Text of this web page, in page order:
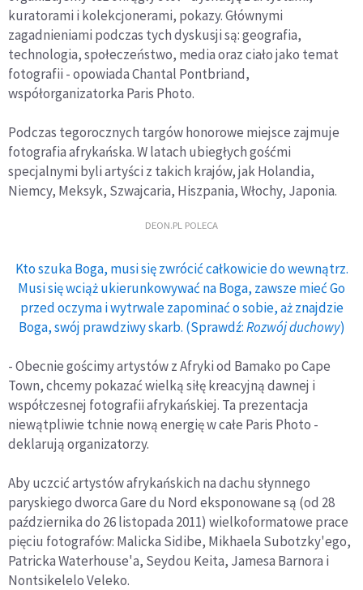
kuratorami i kolekcjonerami, pokazy. Głównymi
zagadnieniami podczas tych dyskusji są: geografia,
technologia, społeczeństwo, media oraz ciało jako temat
fotografii - opowiada Chantal Pontbriand,
współorganizatorka Paris Photo.
Podczas tegorocznych targów honorowe miejsce zajmuje
fotografia afrykańska. W latach ubiegłych gośćmi
specjalnymi byli artyści z takich krajów, jak Holandia,
Niemcy, Meksyk, Szwajcaria, Hiszpania, Włochy, Japonia.
DEON.PL POLECA
Kto szuka Boga, musi się zwrócić całkowicie do wewnątrz.
Musi się wciąż ukierunkowywać na Boga, zawsze mieć Go
przed oczyma i wytrwale zapominać o sobie, aż znajdzie
Boga, swój prawdziwy skarb. (Sprawdź:Rozwój duchowy)
- Obecnie gościmy artystów z Afryki od Bamako po Cape
Town, chcemy pokazać wielką siłę kreacyjną dawnej i
współczesnej fotografii afrykańskiej. Ta prezentacja
niewątpliwie tchnie nową energię w całe Paris Photo -
deklarują organizatorzy.
Aby uczcić artystów afrykańskich na dachu słynnego
paryskiego dworca Gare du Nord eksponowane są (od 28
października do 26 listopada 2011) wielkoformatowe prace
pięciu fotografów: Malicka Sidibe, Mikhaela Subotzky'ego,
Patricka Waterhouse'a, Seydou Keita, Jamesa Barnora i
Nontsikelelo Veleko.